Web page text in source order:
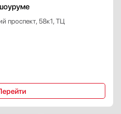
проспект, 58к1, ТЦ